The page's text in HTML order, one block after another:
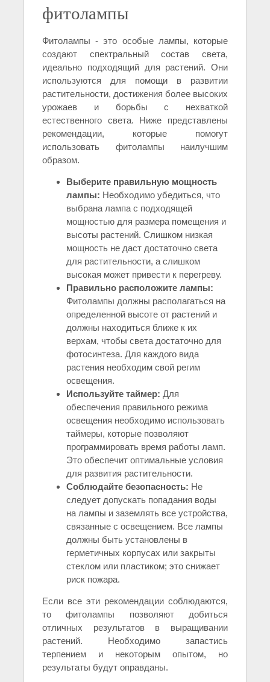
фитолампы
Фитолампы - это особые лампы, которые
создают спектральный состав света,
идеально подходящий для растений. Они
используются для помощи в развитии
растительности, достижения более высоких
урожаев и борьбы с нехваткой
естественного света. Ниже представлены
рекомендации, которые помогут
использовать фитолампы наилучшим
образом.
Выберите правильную мощность
лампы: Необходимо убедиться, что
выбрана лампа с подходящей
мощностью для размера помещения и
высоты растений. Слишком низкая
мощность не даст достаточно света
для растительности, а слишком
высокая может привести к перегреву.
Правильно расположите лампы:
Фитолампы должны располагаться на
определенной высоте от растений и
должны находиться ближе к их
верхам, чтобы света достаточно для
фотосинтеза. Для каждого вида
растения необходим свой регим
освещения.
Используйте таймер: Для
обеспечения правильного режима
освещения необходимо использовать
таймеры, которые позволяют
программировать время работы ламп.
Это обеспечит оптимальные условия
для развития растительности.
Соблюдайте безопасность: Не
следует допускать попадания воды
на лампы и заземлять все устройства,
связанные с освещением. Все лампы
должны быть установлены в
герметичных корпусах или закрыты
стеклом или пластиком; это снижает
риск пожара.
Если все эти рекомендации соблюдаются,
то фитолампы позволяют добиться
отличных результатов в выращивании
растений. Необходимо запастись
терпением и некоторым опытом, но
результаты будут оправданы.